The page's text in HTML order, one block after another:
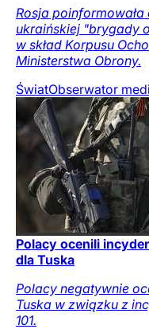
Rosja
ukraińskiej "brygady
w skład Korpusu
Ministerstwa Obrony.
ŚwiatObserwator
Polacy ocenili
dla Tuska
Polacy negatywnie
Tuska w związku z
101.